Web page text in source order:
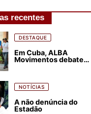
recentes
DESTAQUE
Em Cuba, ALBA
Movimentos debate
NOTÍCIAS
A não denúncia do
Estadão